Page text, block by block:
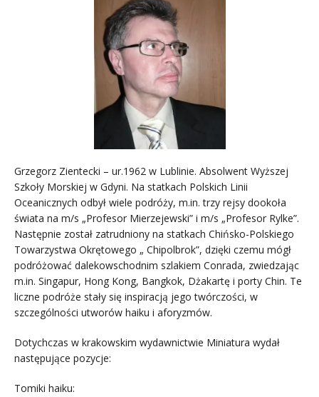
Grzegorz Zientecki – ur.1962 w Lublinie. Absolwent Wyższej
Szkoły Morskiej w Gdyni. Na statkach Polskich Linii
Oceanicznych odbył wiele podróży, m.in. trzy rejsy dookoła
świata na m/s „Profesor Mierzejewski” i m/s „Profesor Rylke”.
Następnie został zatrudniony na statkach Chińsko-Polskiego
Towarzystwa Okrętowego „ Chipolbrok”, dzięki czemu mógł
podróżować dalekowschodnim szlakiem Conrada, zwiedzając
m.in. Singapur, Hong Kong, Bangkok, Dżakartę i porty Chin. Te
liczne podróże stały się inspiracją jego twórczości, w
szczególności utworów haiku i aforyzmów.
Dotychczas w krakowskim wydawnictwie Miniatura wydał
następujące pozycje:
Tomiki haiku: